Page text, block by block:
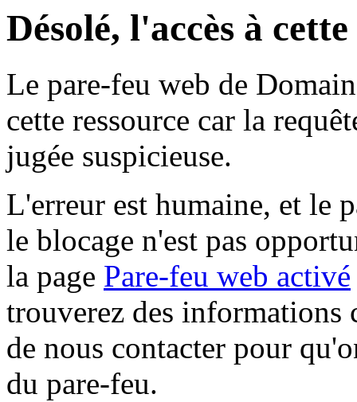
Désolé, l'accès à
Le pare-feu web de
cette ressource car la
jugée suspicieuse.
L'erreur est humaine, et le
le blocage n'est pas
la page Pare-feu web activé
trouverez des informations
de nous contacter pour
du pare-feu.